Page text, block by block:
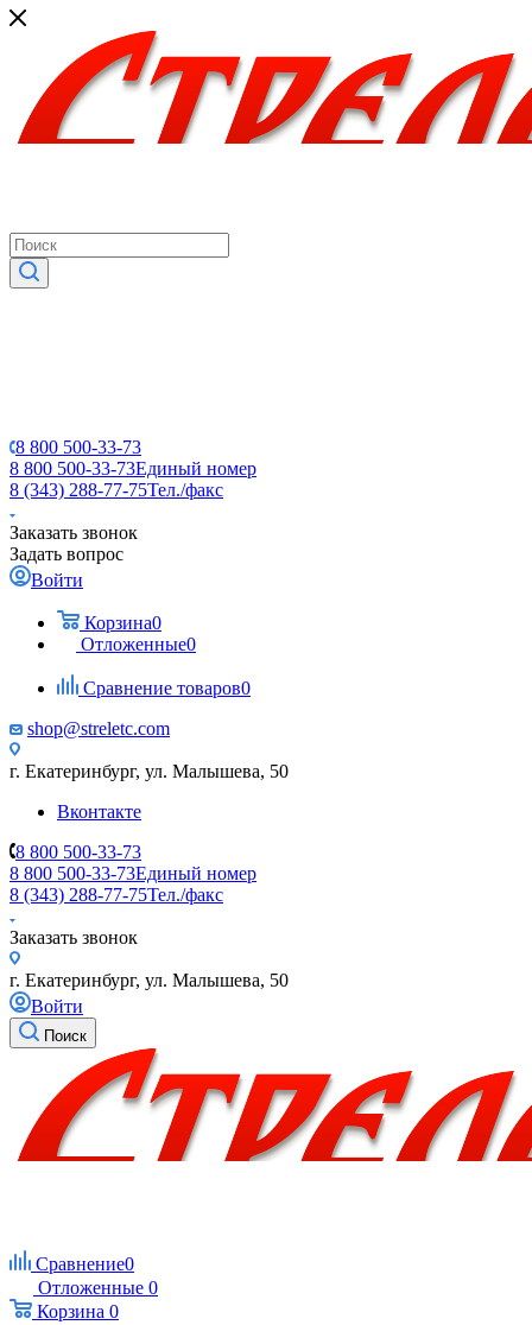
8 800 500-33-73
8 800 500-33-73Единый номер
8 (343) 288-77-75Тел./факс
Заказать звонок
Задать вопрос
Войти
Корзина0
Отложенные0
Сравнение товаров0
shop@streletc.com
г. Екатеринбург, ул. Малышева, 50
Вконтакте
8 800 500-33-73
8 800 500-33-73Единый номер
8 (343) 288-77-75Тел./факс
Заказать звонок
г. Екатеринбург, ул. Малышева, 50
Войти
Поиск
Сравнение0
Отложенные 0
Корзина 0